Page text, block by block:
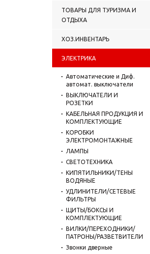
ТОВАРЫ ДЛЯ ТУРИЗМА И
ОТДЫХА
ХОЗ.ИНВЕНТАРЬ
ЭЛЕКТРИКА
Автоматические и Диф.
автомат. выключатели
ВЫКЛЮЧАТЕЛИ И
РОЗЕТКИ
КАБЕЛЬНАЯ ПРОДУКЦИЯ И
КОМПЛЕКТУЮЩИЕ
КОРОБКИ
ЭЛЕКТРОМОНТАЖНЫЕ
ЛАМПЫ
СВЕТОТЕХНИКА
КИПЯТИЛЬНИКИ/ТЕНЫ
ВОДЯНЫЕ
УДЛИНИТЕЛИ/СЕТЕВЫЕ
ФИЛЬТРЫ
ЩИТЫ/БОКСЫ И
КОМПЛЕКТУЮЩИЕ
ВИЛКИ/ПЕРЕХОДНИКИ/
ПАТРОНЫ/РАЗВЕТВИТЕЛИ
Звонки дверные